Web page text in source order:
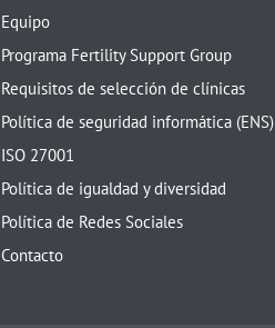
Equipo
Programa Fertility Support Group
Requisitos de selección de clínicas
Política de seguridad informática (ENS)
ISO 27001
Política de igualdad y diversidad
Política de Redes Sociales
Contacto